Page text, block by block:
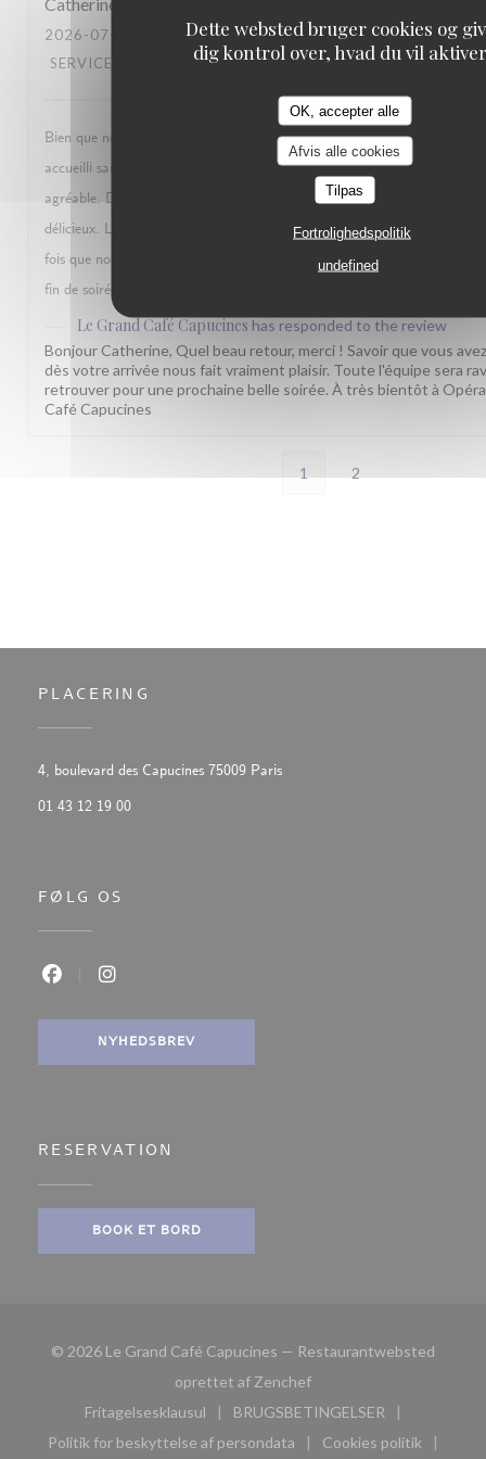
Dette websted bruger cookies og
dig kontrol over, hvad du vil
OK, accepter alle
Afvis alle cookies
Tilpas
Fortrolighedspolitik
undefined
Catherine
2026-07-12
- 23:30 - GUESTS 3
SERVICE
AMBIENCE: 5/5 MENU: 5/5 QUALITY_PRICE
Bien que nous soyons arrivés avec plus de trois quart d’heure d’avance,
accueilli sans problème, et avec le sourire 🙂. Ensuite, notre repas s’est
agréable. De l’apéritif, en passant par les entrées, les plats, sans
délicieux. Le personnel est très sympathique, et très professionnel. Ce
fois que nous y venons, et ce ne sera sûrement pas la dernière !! Merci
fin de soirée.
Le Grand Café Capucines has responded to the review
Bonjour Catherine, Quel beau retour, merci ! Savoir que vous
dès votre arrivée nous fait vraiment plaisir. Toute l'équipe sera
retrouver pour une prochaine belle soirée. À très bientôt à
Café Capucines
1 2
PLACERING
4, boulevard des Capucines 75009 Paris((åbner i et nyt vindue))
01 43 12 19 00
FØLG OS
Facebook ((åbner i et nyt vindue))
NYHEDSBREV
RESERVATION
BOOK ET BORD
© 2026 Le Grand Café Capucines — Restaurantwebsted
oprettet af Zenchef((åbner i et nyt vindue))
Fritagelsesklausul
((åbner i et nyt vindue))
BRUGSBETINGELSER
((åbner i et nyt vindue))
Politik for beskyttelse af persondata
Cookies politik